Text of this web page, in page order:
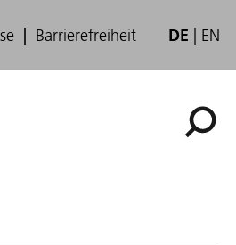
Barrierefreiheit DE EN